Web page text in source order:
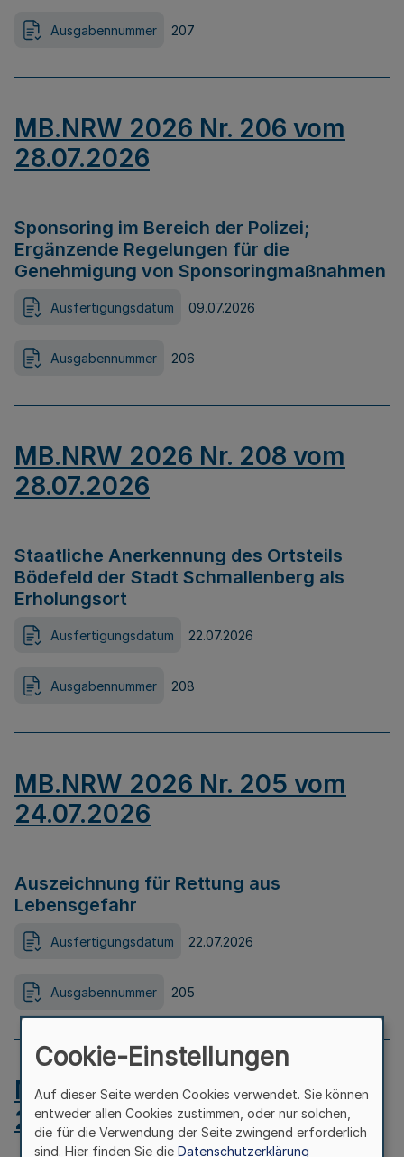
Ausgabennummer 207
MB.NRW 2026 Nr. 206 vom
28.07.2026
Sponsoring im Bereich der Polizei;
Ergänzende Regelungen für die
Genehmigung von Sponsoringmaßnahmen
Ausfertigungsdatum 09.07.2026
Ausgabennummer 206
MB.NRW 2026 Nr. 208 vom
28.07.2026
Staatliche Anerkennung des Ortsteils
Bödefeld der Stadt Schmallenberg als
Erholungsort
Ausfertigungsdatum 22.07.2026
Ausgabennummer 208
MB.NRW 2026 Nr. 205 vom
24.07.2026
Auszeichnung für Rettung aus
Lebensgefahr
Ausfertigungsdatum 22.07.2026
Ausgabennummer 205
MB.NRW 2026 Nr. 204 vom
24.07.2026
Cookie-Einstellungen
Auf dieser Seite werden Cookies verwendet. Sie können
entweder allen Cookies zustimmen, oder nur solchen,
die für die Verwendung der Seite zwingend erforderlich
sind. Hier finden Sie die Datenschutzerklärung